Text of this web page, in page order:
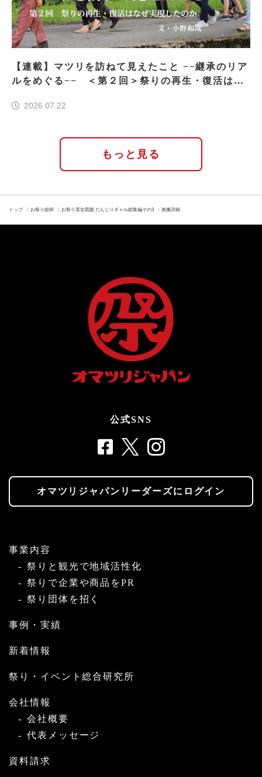
【連載】マツリを訪ねて見えたこと −−継承のリア
ルをめぐる−− ＜第２回＞祭りの再生・復活はな
2026.07.22
もっと見る
トップ お祭り総研 お祭り美女図鑑 だんじりギャル総集編その3 画像詳細
公式SNS
オマツリジャパンリーダーズにログイン
事業内容
祭りと観光で地域活性化
祭りで企業や商品をPR
祭り団体を招く
事例・実績
新着情報
祭り・イベント総合研究所
会社情報
会社概要
代表メッセージ
資料請求